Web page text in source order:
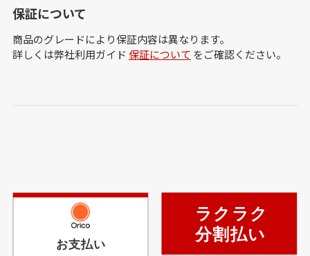
保証について
商品のグレードにより保証内容は異なります。
詳しくは弊社利用ガイド 保証について をご確認ください。